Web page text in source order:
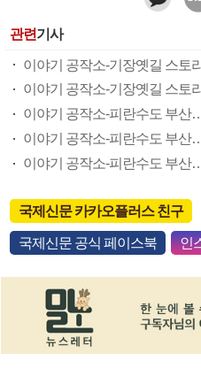
관련기사
이야기 공작소-기장옛길 스토
이야기 공작소-기장옛길 스토
국제신문 카카오플러스 친구
국제신문 공식 페이스북 인